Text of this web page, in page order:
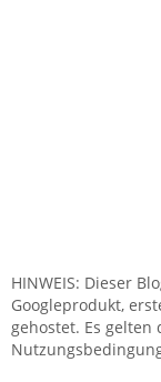
HINWEIS: Dieser
Googleprodukt,
gehostet. Es